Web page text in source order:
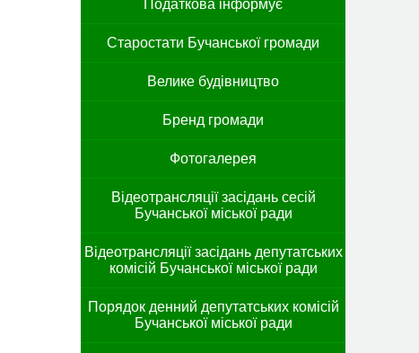
Податкова інформує
Старостати Бучанської громади
Велике будівництво
Бренд громади
Фотогалерея
Відеотрансляції засідань сесій
Бучанської міської ради
Відеотрансляції засідань депутатських
комісій Бучанської міської ради
Порядок денний депутатських комісій
Бучанської міської ради